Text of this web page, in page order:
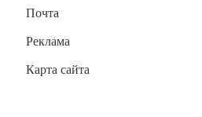
Почта
Реклама
Карта сайта